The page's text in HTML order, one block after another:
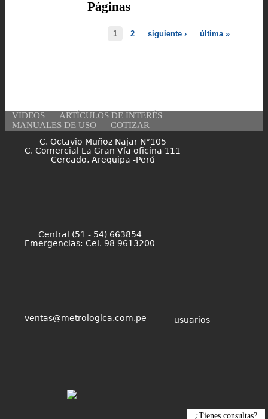
Páginas
1 2 siguiente › última »
¿Tienes consultas?
VIDEOS
ARTÍCULOS DE INTERÉS
MANUALES DE USO
COTIZAR
C. Octavio Muñoz Najar N°105
C. Comercial La Gran Vía oficina 111
Cercado, Arequipa -Perú
Central (51 - 54) 663854
Emergencias: Cel. 98 9613200
ventas@metrologica.com.pe usuarios